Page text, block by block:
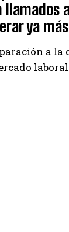
ya
a la